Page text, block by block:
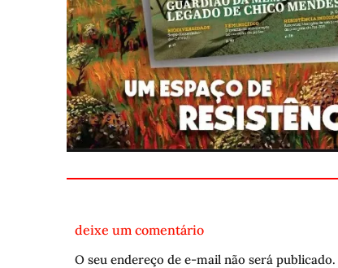
deixe um comentário
O seu endereço de e-mail não será publicado.